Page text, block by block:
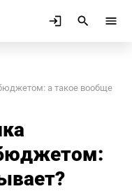
а такое вообще